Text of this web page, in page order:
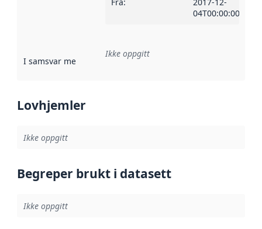
04T00:00:00Z
I samsvar med Referanse til en implementasjonsregel
Ikke oppgitt
Lovhjemler
Ikke oppgitt
Begreper brukt i datasett
Ikke oppgitt